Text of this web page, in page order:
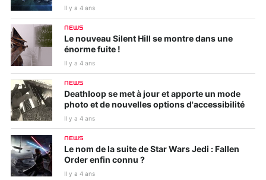
Il y a 4 ans
NEWS
Le nouveau Silent Hill se montre dans une
énorme fuite !
Il y a 4 ans
NEWS
Deathloop se met à jour et apporte un mode
photo et de nouvelles options d'accessibilité
Il y a 4 ans
NEWS
Le nom de la suite de Star Wars Jedi : Fallen
Order enfin connu ?
Il y a 4 ans